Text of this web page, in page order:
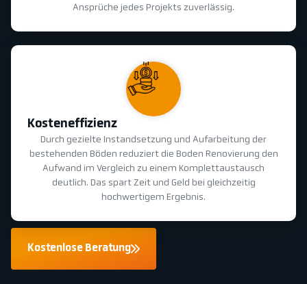
Ansprüche jedes Projekts zuverlässig.
Kosteneffizienz
Durch gezielte Instandsetzung und Aufarbeitung der
bestehenden Böden reduziert die Boden Renovierung den
Aufwand im Vergleich zu einem Komplettaustausch
deutlich. Das spart Zeit und Geld bei gleichzeitig
hochwertigem Ergebnis.
Kostenlose Beratung